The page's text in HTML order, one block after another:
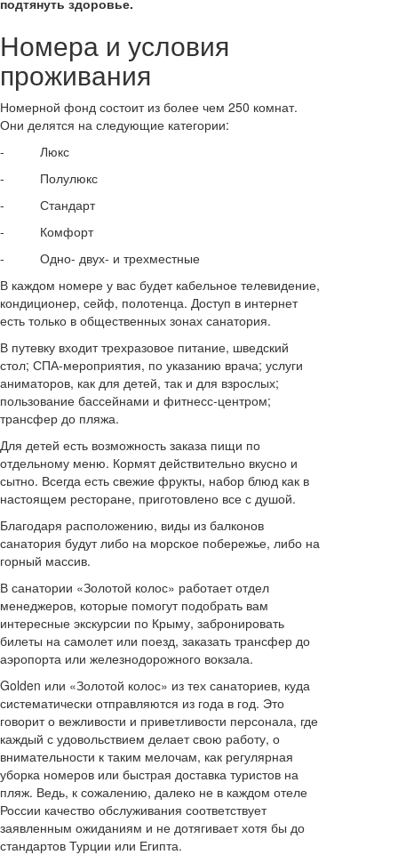
Номера и условия
проживания
Номерной фонд состоит из более чем 250 комнат.
Они делятся на следующие категории:
- Люкс
- Полулюкс
- Стандарт
- Комфорт
- Одно- двух- и трехместные
В каждом номере у вас будет кабельное телевидение,
кондиционер, сейф, полотенца. Доступ в интернет
есть только в общественных зонах санатория.
В путевку входит трехразовое питание, шведский
стол; СПА-мероприятия, по указанию врача; услуги
аниматоров, как для детей, так и для взрослых;
пользование бассейнами и фитнесс-центром;
трансфер до пляжа.
Для детей есть возможность заказа пищи по
отдельному меню. Кормят действительно вкусно и
сытно. Всегда есть свежие фрукты, набор блюд как в
настоящем ресторане, приготовлено все с душой.
Благодаря расположению, виды из балконов
санатория будут либо на морское побережье, либо на
горный массив.
В санатории «Золотой колос» работает отдел
менеджеров, которые помогут подобрать вам
интересные экскурсии по Крыму, забронировать
билеты на самолет или поезд, заказать трансфер до
аэропорта или железнодорожного вокзала.
Golden или «Золотой колос» из тех санаториев, куда
систематически отправляются из года в год. Это
говорит о вежливости и приветливости персонала, где
каждый с удовольствием делает свою работу, о
внимательности к таким мелочам, как регулярная
уборка номеров или быстрая доставка туристов на
пляж. Ведь, к сожалению, далеко не в каждом отеле
России качество обслуживания соответствует
заявленным ожиданиям и не дотягивает хотя бы до
стандартов Турции или Египта.